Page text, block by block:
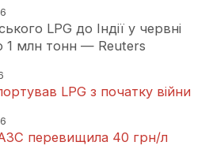
LPG до Індії у червні
1 млн тонн — Reuters
LPG з початку війни
АЗС перевищила 40 грн/л